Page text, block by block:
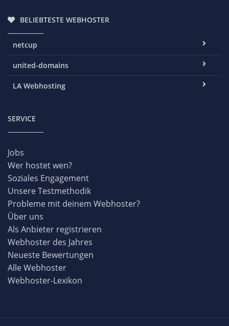
BELIEBTESTE WEBHOSTER
netcup
united-domains
LA Webhosting
SERVICE
Jobs
Wer hostet wen?
Soziales Engagement
Unsere Testmethodik
Probleme mit deinem Webhoster?
Über uns
Als Anbieter registrieren
Webhoster des Jahres
Neueste Bewertungen
Alle Webhoster
Webhoster-Lexikon